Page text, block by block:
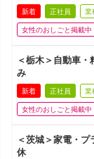
新着 正社員 業
女性のおしごと掲載中
＜栃木＞自動車
み
新着 正社員 業
女性のおしごと掲載中
＜茨城＞家電・
休